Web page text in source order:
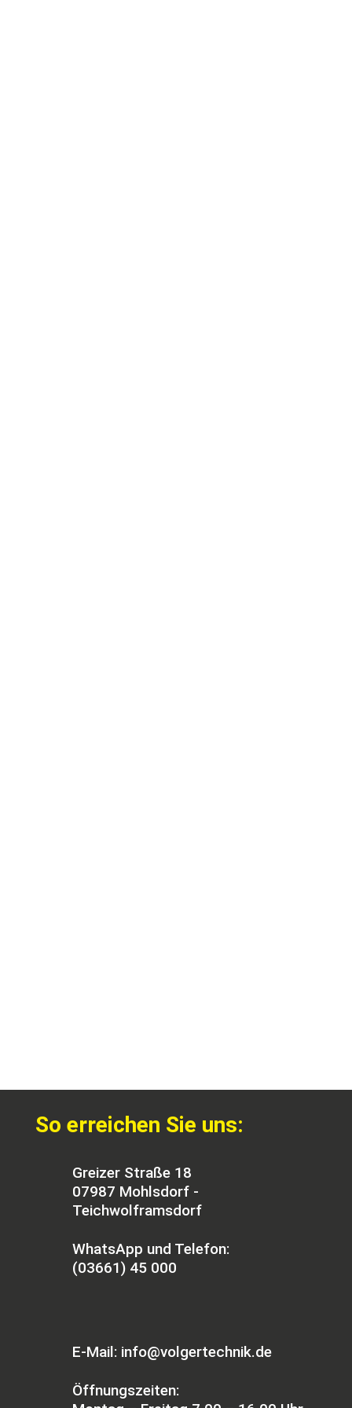
So erreichen Sie uns:
Greizer Straße 18
07987 Mohlsdorf -
Teichwolframsdorf
WhatsApp und Telefon:
(03661) 45 000
E-Mail: info@volgertechnik.de
Öffnungszeiten: